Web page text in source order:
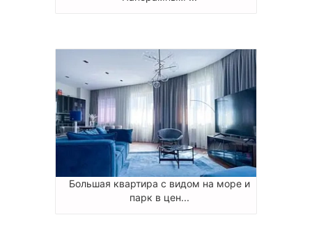
Большая квартира с видом на море и
парк в цен...